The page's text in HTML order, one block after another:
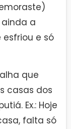
a
esfriou e só
que
casas dos
Ex.: Hoje
falta só